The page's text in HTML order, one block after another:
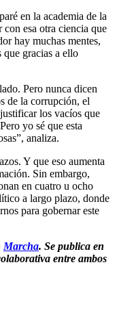
en la academia de la
esa otra ciencia que
hay muchas mentes,
que gracias a ello
Pero nunca dicen
de la corrupción, el
los vacíos que
yo sé que esta
analiza.
Y que eso aumenta
Sin embargo,
en cuatro u ocho
a largo plazo, donde
para gobernar este
Marcha. Se publica en
entre ambos